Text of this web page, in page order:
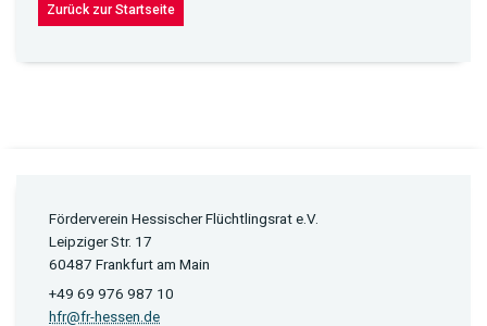
Zurück zur Startseite
Förderverein Hessischer Flüchtlingsrat e.V.
Leipziger Str. 17
60487 Frankfurt am Main
+49 69 976 987 10
hfr@fr-hessen.de